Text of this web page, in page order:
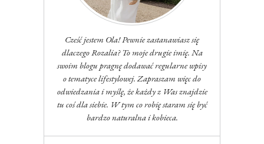
Cześć jestem Ola! Pewnie zastanawiasz się
dlaczego Rozalia? To moje drugie imię. Na
swoim blogu pragnę dodawać regularne wpisy
o tematyce lifestylowej. Zapraszam więc do
odwiedzania i myślę, że każdy z Was znajdzie
tu coś dla siebie. W tym co robię staram się być
bardzo naturalna i kobieca.